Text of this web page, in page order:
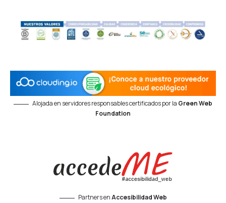
Alojada en servidores responsables certificados por la Green Web
Foundation
Partners enAccesibilidad Web